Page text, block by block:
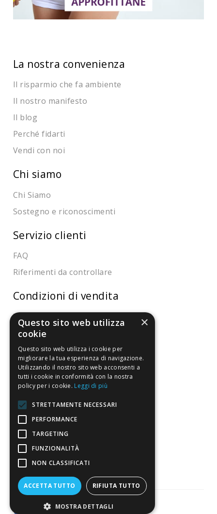
La nostra convenienza
Il risparmio che fa ambiente
Il nostro manifesto
Il blog
Perché fidarti
Vendi con noi
Chi siamo
Chi Siamo
Sostegno e riconoscimenti
Servizio clienti
FAQ
Riferimenti da controllare
Condizioni di vendita
Termini di vendita
Spedizione
Pagamenti
Resi
Eccellente
3.821
Recensioni
×
Questo sito web utilizza
cookie
Questo sito web utilizza i cookie per
migliorare la tua esperienza di navigazione.
Utilizzando il nostro sito web acconsenti a
tutti i cookie in conformità con la nostra
policy per i cookie. Leggi di più
STRETTAMENTE NECESSARI
PERFORMANCE
TARGETING
FUNZIONALITÀ
NON CLASSIFICATI
ACCETTA TUTTO RIFIUTA TUTTO
MOSTRA DETTAGLI